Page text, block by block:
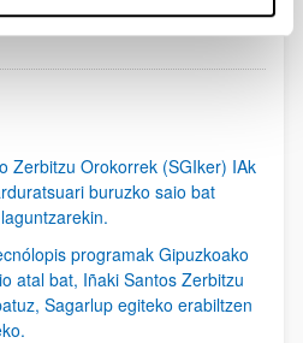
Zerbitzu Orokorrek (SGIker) IAk
buruzko saio bat
programak Gipuzkoako
atal bat, Iñaki Santos Zerbitzu
Sagarlup egiteko erabiltzen